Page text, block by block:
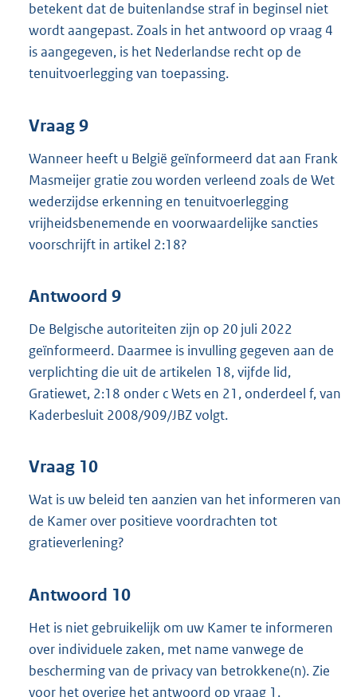
betekent dat de buitenlandse straf in beginsel niet
wordt aangepast. Zoals in het antwoord op vraag 4
is aangegeven, is het Nederlandse recht op de
tenuitvoerlegging van toepassing.
Vraag 9
Wanneer heeft u België geïnformeerd dat aan Frank
Masmeijer gratie zou worden verleend zoals de Wet
wederzijdse erkenning en tenuitvoerlegging
vrijheidsbenemende en voorwaardelijke sancties
voorschrijft in artikel 2:18?
Antwoord 9
De Belgische autoriteiten zijn op 20 juli 2022
geïnformeerd. Daarmee is invulling gegeven aan de
verplichting die uit de artikelen 18, vijfde lid,
Gratiewet, 2:18 onder c Wets en 21, onderdeel f, van
Kaderbesluit 2008/909/JBZ volgt.
Vraag 10
Wat is uw beleid ten aanzien van het informeren van
de Kamer over positieve voordrachten tot
gratieverlening?
Antwoord 10
Het is niet gebruikelijk om uw Kamer te informeren
over individuele zaken, met name vanwege de
bescherming van de privacy van betrokkene(n). Zie
voor het overige het antwoord op vraag 1.